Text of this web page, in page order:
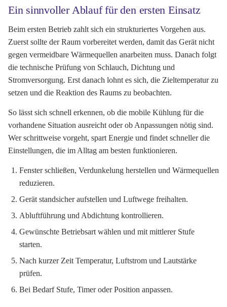
Ein sinnvoller Ablauf für den ersten Einsatz
Beim ersten Betrieb zahlt sich ein strukturiertes Vorgehen aus.
Zuerst sollte der Raum vorbereitet werden, damit das Gerät nicht
gegen vermeidbare Wärmequellen anarbeiten muss. Danach folgt
die technische Prüfung von Schlauch, Dichtung und
Stromversorgung. Erst danach lohnt es sich, die Zieltemperatur zu
setzen und die Reaktion des Raums zu beobachten.
So lässt sich schnell erkennen, ob die mobile Kühlung für die
vorhandene Situation ausreicht oder ob Anpassungen nötig sind.
Wer schrittweise vorgeht, spart Energie und findet schneller die
Einstellungen, die im Alltag am besten funktionieren.
Fenster schließen, Verdunkelung herstellen und Wärmequellen
reduzieren.
Gerät standsicher aufstellen und Luftwege freihalten.
Abluftführung und Abdichtung kontrollieren.
Gewünschte Betriebsart wählen und mit mittlerer Stufe
starten.
Nach kurzer Zeit Temperatur, Luftstrom und Lautstärke
prüfen.
Bei Bedarf Stufe, Timer oder Position anpassen.